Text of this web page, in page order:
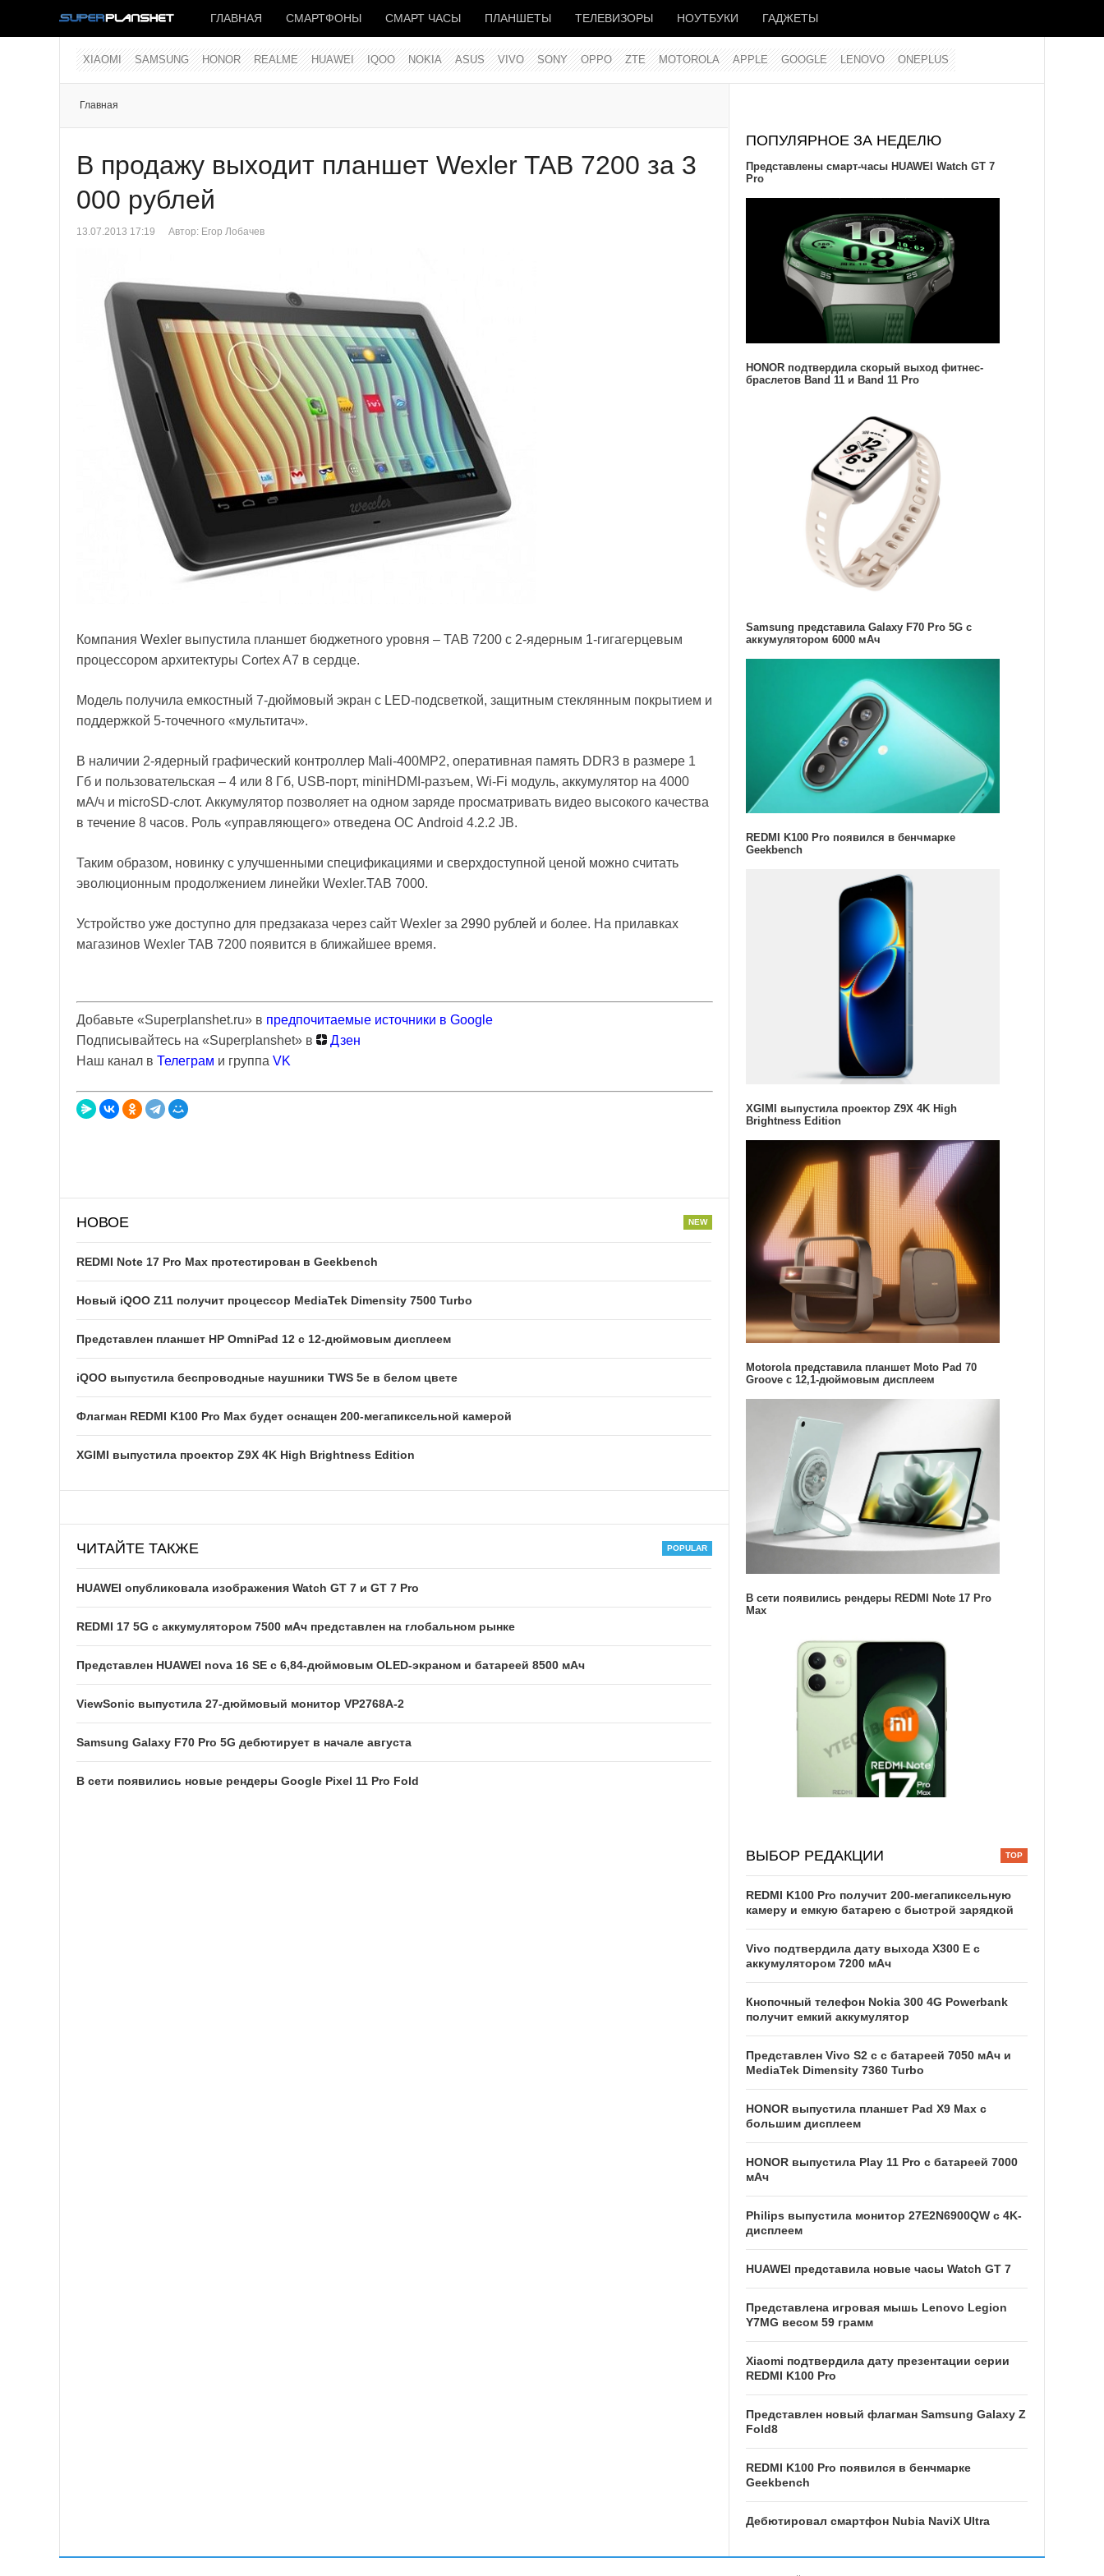
ГЛАВНАЯ СМАРТФОНЫ СМАРТ ЧАСЫ ПЛАНШЕТЫ ТЕЛЕВИЗОРЫ НОУТБУКИ ГАДЖЕТЫ
XIAOMI SAMSUNG HONOR REALME HUAWEI IQOO NOKIA ASUS VIVO SONY OPPO ZTE MOTOROLA APPLE GOOGLE LENOVO ONEPLUS
Главная
В продажу выходит планшет Wexler TAB 7200 за 3
000 рублей
13.07.2013 17:19 Автор: Егор Лобачев
Компания Wexler выпустила планшет бюджетного уровня – TAB 7200 с 2-ядерным 1-гигагерцевым
процессором архитектуры Cortex A7 в сердце.
Модель получила емкостный 7-дюймовый экран с LED-подсветкой, защитным стеклянным покрытием и
поддержкой 5-точечного «мультитач».
В наличии 2-ядерный графический контроллер Mali-400MP2, оперативная память DDR3 в размере 1
Гб и пользовательская – 4 или 8 Гб, USB-порт, miniHDMI-разъем, Wi-Fi модуль, аккумулятор на 4000
мА/ч и microSD-слот. Аккумулятор позволяет на одном заряде просматривать видео высокого качества
в течение 8 часов. Роль «управляющего» отведена ОС Android 4.2.2 JB.
Таким образом, новинку с улучшенными спецификациями и сверхдоступной ценой можно считать
эволюционным продолжением линейки Wexler.TAB 7000.
Устройство уже доступно для предзаказа через сайт Wexler за 2990 рублей и более. На прилавках
магазинов Wexler TAB 7200 появится в ближайшее время.
Добавьте «Superplanshet.ru» в предпочитаемые источники в Google
Подписывайтесь на «Superplanshet» в
Дзен
Наш канал в Телеграм и группа VK
НОВОЕ
REDMI Note 17 Pro Max протестирован в Geekbench
Новый iQOO Z11 получит процессор MediaTek Dimensity 7500 Turbo
Представлен планшет HP OmniPad 12 с 12-дюймовым дисплеем
iQOO выпустила беспроводные наушники TWS 5e в белом цвете
Флагман REDMI K100 Pro Max будет оснащен 200-мегапиксельной камерой
XGIMI выпустила проектор Z9X 4K High Brightness Edition
ЧИТАЙТЕ ТАКЖЕ
HUAWEI опубликовала изображения Watch GT 7 и GT 7 Pro
REDMI 17 5G c аккумулятором 7500 мАч представлен на глобальном рынке
Представлен HUAWEI nova 16 SE с 6,84-дюймовым OLED-экраном и батареей 8500 мАч
ViewSonic выпустила 27-дюймовый монитор VP2768A-2
Samsung Galaxy F70 Pro 5G дебютирует в начале августа
В сети появились новые рендеры Google Pixel 11 Pro Fold
ПОПУЛЯРНОЕ ЗА НЕДЕЛЮ
Представлены смарт-часы HUAWEI Watch GT 7
Pro
HONOR подтвердила скорый выход фитнес-
браслетов Band 11 и Band 11 Pro
Samsung представила Galaxy F70 Pro 5G с
аккумулятором 6000 мАч
REDMI K100 Pro появился в бенчмарке
Geekbench
XGIMI выпустила проектор Z9X 4K High
Brightness Edition
Motorola представила планшет Moto Pad 70
Groove с 12,1-дюймовым дисплеем
В сети появились рендеры REDMI Note 17 Pro
Max
ВЫБОР РЕДАКЦИИ
REDMI K100 Pro получит 200-мегапиксельную
камеру и емкую батарею с быстрой зарядкой
Vivo подтвердила дату выхода X300 E с
аккумулятором 7200 мАч
Кнопочный телефон Nokia 300 4G Powerbank
получит емкий аккумулятор
Представлен Vivo S2 с с батареей 7050 мАч и
MediaTek Dimensity 7360 Turbo
HONOR выпустила планшет Pad X9 Max с
большим дисплеем
HONOR выпустила Play 11 Pro с батареей 7000
мАч
Philips выпустила монитор 27E2N6900QW с 4K-
дисплеем
HUAWEI представила новые часы Watch GT 7
Представлена игровая мышь Lenovo Legion
Y7MG весом 59 грамм
Xiaomi подтвердила дату презентации серии
REDMI K100 Pro
Представлен новый флагман Samsung Galaxy Z
Fold8
REDMI K100 Pro появился в бенчмарке
Geekbench
Дебютировал смартфон Nubia NaviX Ultra